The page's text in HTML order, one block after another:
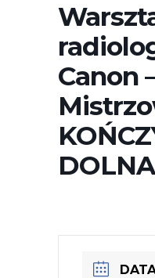
Canon
DOLNA